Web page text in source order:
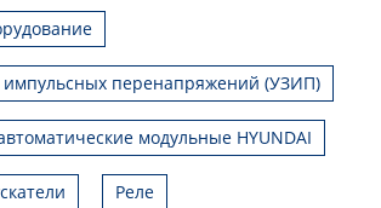
перенапряжений (УЗИП)
модульные HYUNDAI
Реле